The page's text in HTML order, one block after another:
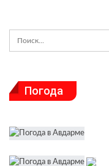
Погода